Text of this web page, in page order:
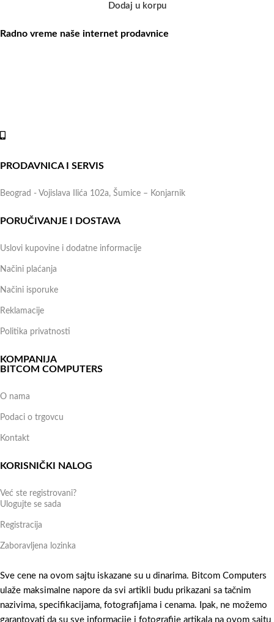
Dodaj u korpu
Radno vreme naše internet prodavnice
+381 (69) 767-202
PRODAVNICA I SERVIS
Beograd - Vojislava Ilića 102a, Šumice – Konjarnik
PORUČIVANJE I DOSTAVA
Uslovi kupovine i dodatne informacije
Načini plaćanja
Načini isporuke
Reklamacije
Politika privatnosti
KOMPANIJA
BITCOM COMPUTERS
O nama
Podaci o trgovcu
Kontakt
KORISNIČKI NALOG
Već ste registrovani?
Ulogujte se sada
Registracija
Zaboravljena lozinka
Sve cene na ovom sajtu iskazane su u dinarima. Bitcom Computers
ulaže maksimalne napore da svi artikli budu prikazani sa tačnim
nazivima, specifikacijama, fotografijama i cenama. Ipak, ne možemo
garantovati da su sve informacije i fotografije artikala na ovom sajtu